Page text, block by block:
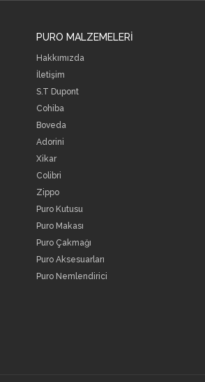
PURO MALZEMELERİ
Hakkımızda
İletişim
S.T Dupont
Cohiba
Boveda
Adorini
Xikar
Colibri
Zippo
Puro Kutusu
Puro Makası
Puro Çakmağı
Puro Aksesuarları
Puro Nemlendirici